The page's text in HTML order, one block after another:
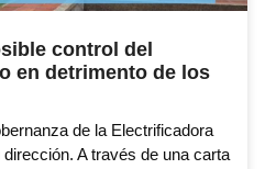
control del
en detrimento de los
de la Electrificadora
A través de una carta